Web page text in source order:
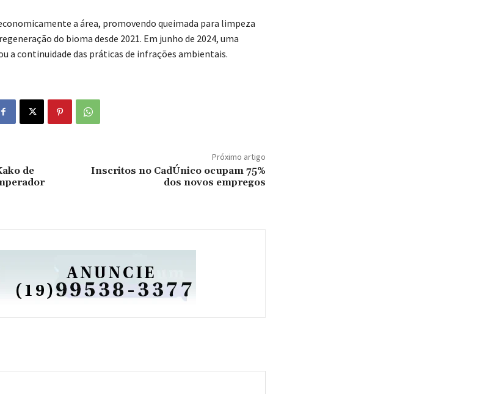
a área, promovendo queimada para limpeza
do bioma desde 2021. Em junho de 2024, uma
a continuidade das práticas de infrações ambientais.
de
Próximo artigo
Inscritos no CadÚnico ocupam 75%
dos novos empregos